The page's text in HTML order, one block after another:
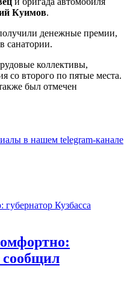
Куимов.
денежные премии,
санатории.
коллективы,
со второго по пятые места.
был отмечен
в нашем telegram-канале
сообщил